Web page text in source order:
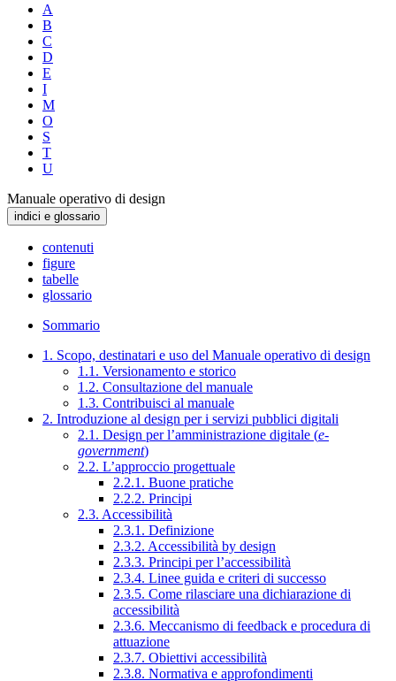
A
B
C
D
E
I
M
O
S
T
U
Manuale operativo di design
indici e glossario
contenuti
figure
tabelle
glossario
Sommario
1. Scopo, destinatari e uso del Manuale operativo di design
1.1. Versionamento e storico
1.2. Consultazione del manuale
1.3. Contribuisci al manuale
2. Introduzione al design per i servizi pubblici digitali
2.1. Design per l’amministrazione digitale (e-
government)
2.2. L’approccio progettuale
2.2.1. Buone pratiche
2.2.2. Principi
2.3. Accessibilità
2.3.1. Definizione
2.3.2. Accessibilità by design
2.3.3. Principi per l’accessibilità
2.3.4. Linee guida e criteri di successo
2.3.5. Come rilasciare una dichiarazione di
accessibilità
2.3.6. Meccanismo di feedback e procedura di
attuazione
2.3.7. Obiettivi accessibilità
2.3.8. Normativa e approfondimenti